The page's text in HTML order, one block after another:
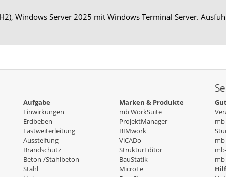
Windows Server 2025 mit Windows Terminal Server.
Aufgabe
Einwirkungen
Erdbeben
Lastweiterleitung
Aussteifung
Brandschutz
Beton-/Stahlbeton
Stahl
Marken & Produkte
mb WorkSuite
ProjektManager
BIMwork
ViCADo
StrukturEditor
BauStatik
MicroFe